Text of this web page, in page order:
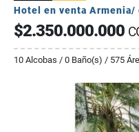
Hotel en venta Armenia/
$2.350.000.000
10 Alcobas / 0 Baño(s) / 575